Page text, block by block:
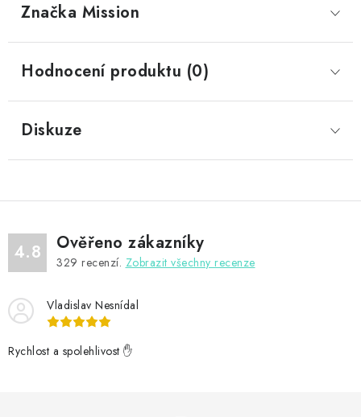
Značka Mission
Hodnocení produktu (0)
Diskuze
4.8 Ověřeno zákazníky
329 recenzí. Zobrazit všechny recenze
Vladislav Nesnídal
Rychlost a spolehlivost ✋